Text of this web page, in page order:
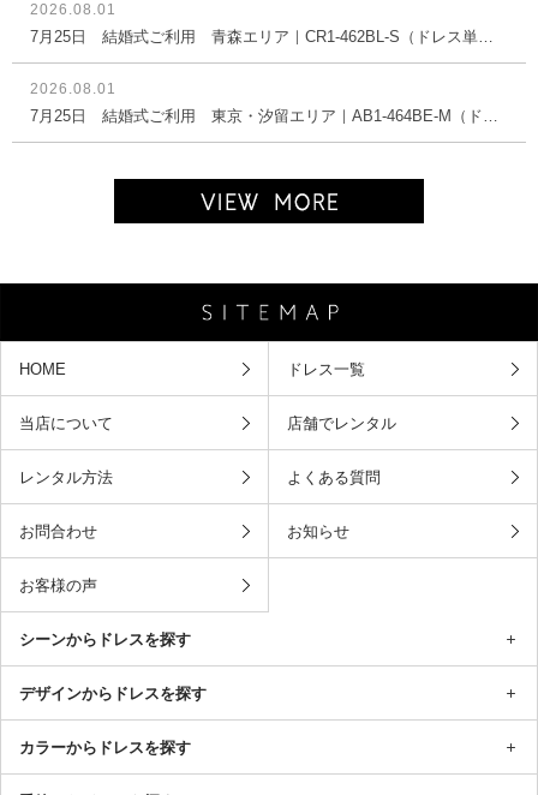
2026.08.01
7月25日 結婚式ご利用 青森エリア｜CR1-462BL-S（ドレス単品）
2026.08.01
7月25日 結婚式ご利用 東京・汐留エリア｜AB1-464BE-M（ドレス単品）
HOME ドレス一覧
当店について 店舗でレンタル
レンタル方法 よくある質問
お問合わせ お知らせ
お客様の声
シーンからドレスを探す
デザインからドレスを探す
カラーからドレスを探す